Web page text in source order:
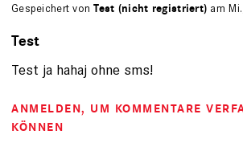
Gespeichert vonTest (nicht registriert) am
Test
Test ja hahaj ohne sms!
ANMELDEN, UM KOMMENTARE
KÖNNEN